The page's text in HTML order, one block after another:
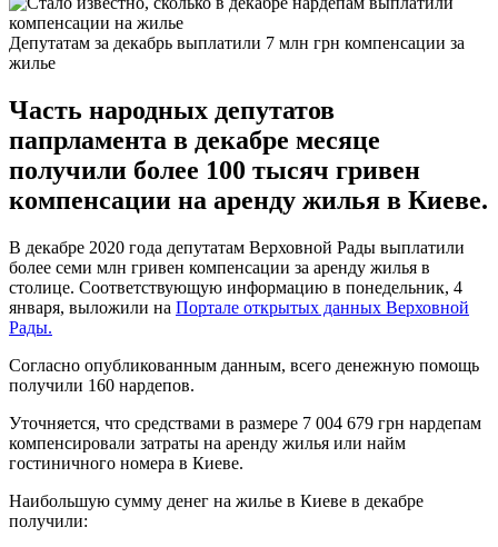
Депутатам за декабрь выплатили 7 млн грн компенсации за
жилье
Часть народных депутатов
папрламента в декабре месяце
получили более 100 тысяч гривен
компенсации на аренду жилья в Киеве.
В декабре 2020 года депутатам Верховной Рады выплатили
более семи млн гривен компенсации за аренду жилья в
столице. Соответствующую информацию в понедельник, 4
января, выложили на Портале открытых данных Верховной
Рады.
Согласно опубликованным данным, всего денежную помощь
получили 160 нардепов.
Уточняется, что средствами в размере 7 004 679 грн нардепам
компенсировали затраты на аренду жилья или найм
гостиничного номера в Киеве.
Наибольшую сумму денег на жилье в Киеве в декабре
получили: